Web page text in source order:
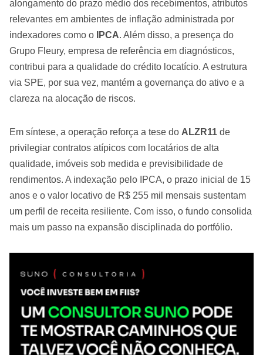
alongamento do prazo médio dos recebimentos, atributos
relevantes em ambientes de inflação administrada por
indexadores como o
IPCA. Além disso, a presença do
Grupo Fleury, empresa de referência em diagnósticos,
contribui para a qualidade do crédito locatício. A estrutura
via SPE, por sua vez, mantém a governança do ativo e a
clareza na alocação de riscos.
Em síntese, a operação reforça a tese do ALZR11 de
privilegiar contratos atípicos com locatários de alta
qualidade, imóveis sob medida e previsibilidade de
rendimentos. A indexação pelo IPCA, o prazo inicial de 15
anos e o valor locativo de R$ 255 mil mensais sustentam
um perfil de receita resiliente. Com isso, o fundo consolida
mais um passo na expansão disciplinada do portfólio.